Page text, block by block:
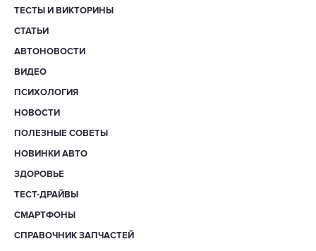
ТЕСТЫ И ВИКТОРИНЫ
СТАТЬИ
АВТОНОВОСТИ
ВИДЕО
ПСИХОЛОГИЯ
НОВОСТИ
ПОЛЕЗНЫЕ СОВЕТЫ
НОВИНКИ АВТО
ЗДОРОВЬЕ
ТЕСТ-ДРАЙВЫ
СМАРТФОНЫ
СПРАВОЧНИК ЗАПЧАСТЕЙ